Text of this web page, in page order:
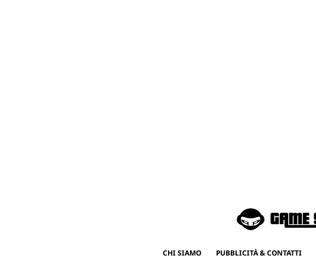
CHI SIAMO PUBBLICITÀ & CONTATTI